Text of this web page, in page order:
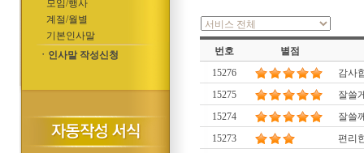
모임/행사
계절/월별
기본인사말
ㆍ인사말 작성신청
번호
별점
15276
감사
15275
잘쓸
15274
잘쓸
15273
편리